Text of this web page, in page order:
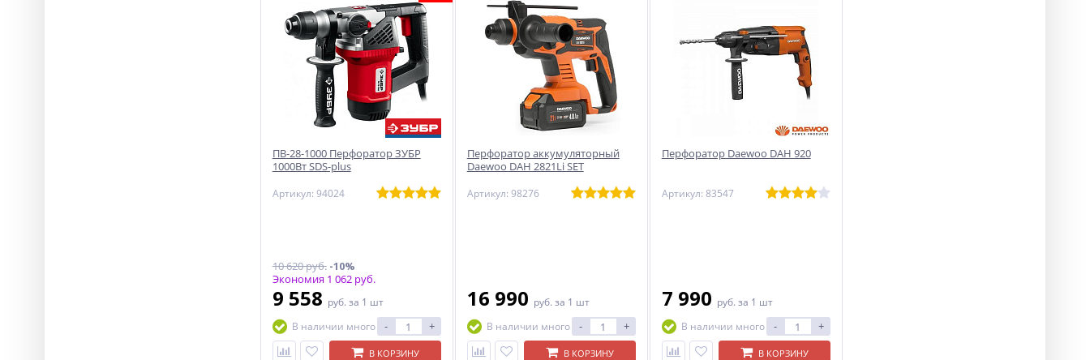
ПВ-28-1000 Перфоратор ЗУБР
1000Вт SDS-plus
Артикул: 94024
10 620 руб.-10%
Экономия 1 062 руб.
9 558 руб. за 1 шт
В наличии много
- +
В КОРЗИНУ
Перфоратор аккумуляторный
Daewoo DAH 2821Li SET
Артикул: 98276
16 990 руб. за 1 шт
В наличии много
- +
В КОРЗИНУ
Перфоратор Daewoo DAH 920
Артикул: 83547
7 990 руб. за 1 шт
В наличии много
- +
В КОРЗИНУ